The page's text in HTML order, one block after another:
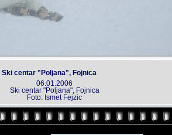
Ski centar "Poljana", Fojnica
06.01.2006
Ski centar "Poljana", Fojnica
Foto: Ismet Fejzic